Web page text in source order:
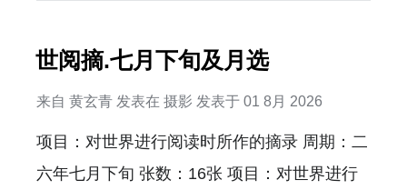
世阅摘.七月下旬及月选
来自 黄玄青 发表在 摄影 发表于 01 8月 2026
项目：对世界进行阅读时所作的摘录 周期：二
六年七月下旬 张数：16张 项目：对世界进行